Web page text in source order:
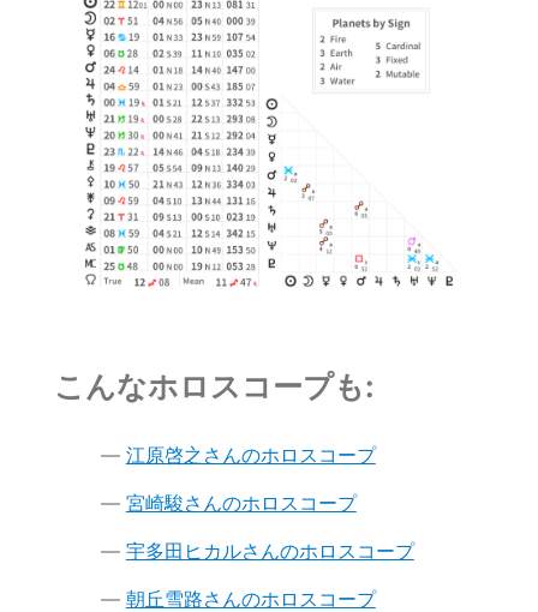
こんなホロスコープも:
江原啓之さんのホロスコープ
宮崎駿さんのホロスコープ
宇多田ヒカルさんのホロスコープ
朝丘雪路さんのホロスコープ